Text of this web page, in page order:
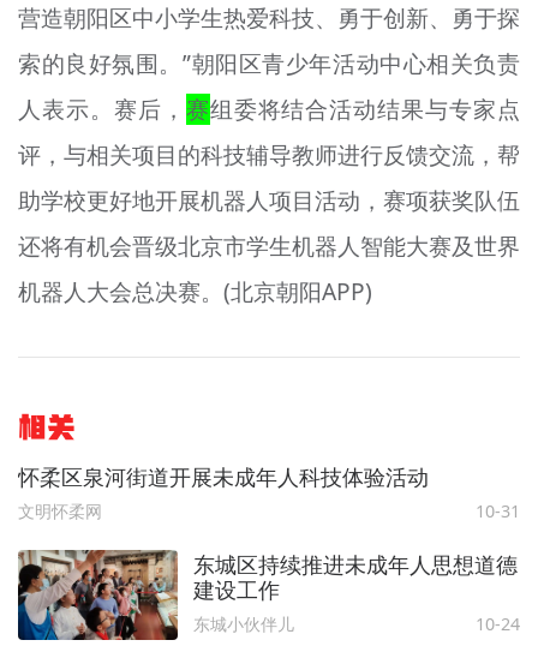
营造朝阳区中小学生热爱科技、勇于创新、勇于探
索的良好氛围。”朝阳区青少年活动中心相关负责
人表示。赛后， 赛组委将结合活动结果与专家点
评，与相关项目的科技辅导教师进行反馈交流，帮
助学校更好地开展机器人项目活动，赛项获奖队伍
还将有机会晋级北京市学生机器人智能大赛及世界
机器人大会总决赛。(北京朝阳APP)
相关
怀柔区泉河街道开展未成年人科技体验活动
文明怀柔网 10-31
东城区持续推进未成年人思想道德
建设工作
东城小伙伴儿 10-24